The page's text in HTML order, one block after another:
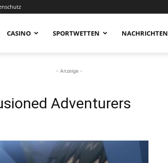
CASINO SPORTWETTEN NACHRICHTEN
- Anzeige -
Adventurers